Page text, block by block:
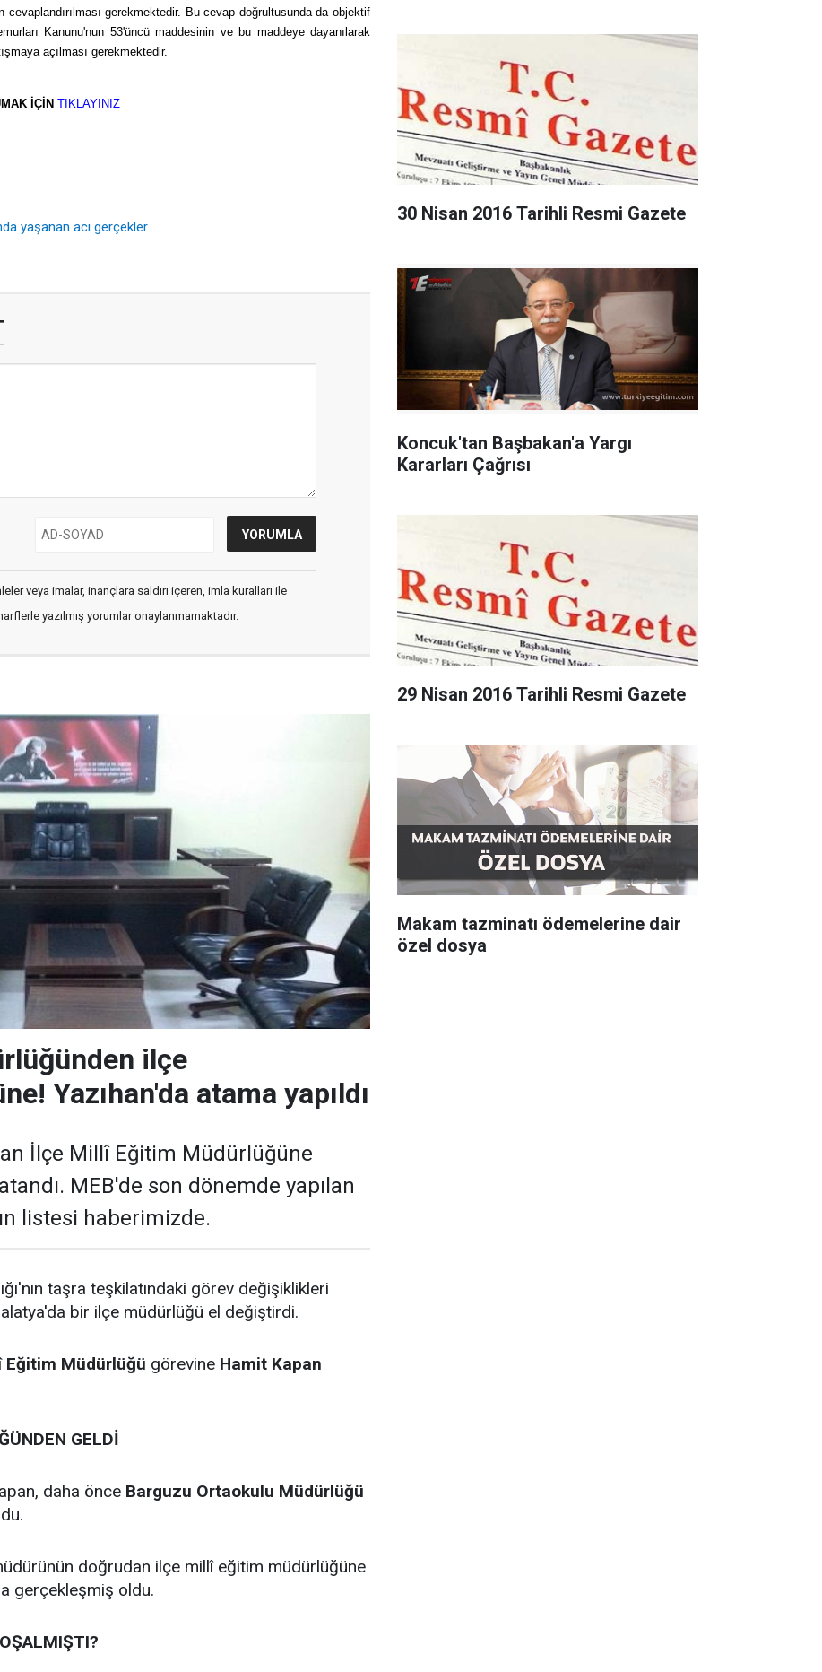
cevaplandırılması gerekmektedir. Bu cevap doğrultusunda da objektif
Kanunu'nun 53'üncü maddesinin ve bu maddeye dayanılarak
açılması gerekmektedir.
İÇİN TIKLAYINIZ
yaşanan acı gerçekler
veya imalar, inançlara saldırı içeren, imla kuralları ile
yazılmış yorumlar onaylanmamaktadır.
ilçe
Yazıhan'da atama yapıldı
İlçe Millî Eğitim Müdürlüğüne
MEB'de son dönemde yapılan
listesi haberimizde.
taşra teşkilatındaki görev değişiklikleri
bir ilçe müdürlüğü el değiştirdi.
Eğitim Müdürlüğü görevine Hamit Kapan
GELDİ
daha önce Barguzu Ortaokulu Müdürlüğü
doğrudan ilçe millî eğitim müdürlüğüne
gerçekleşmiş oldu.
30 Nisan 2016 Tarihli Resmi Gazete
Koncuk'tan Başbakan'a Yargı
Kararları Çağrısı
29 Nisan 2016 Tarihli Resmi Gazete
Makam tazminatı ödemelerine dair
özel dosya